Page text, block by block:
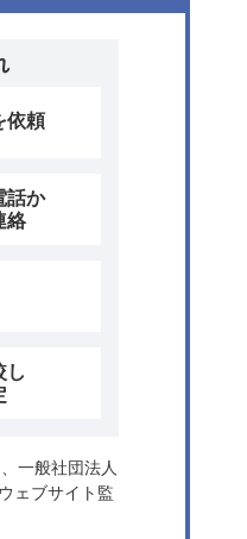
ッドライトとテ
ンドを採用し
イトは、ワイド
HDマトリックス
有の4灯のグラフ
ネーテッド仕様
の他、ターボと
ラーにすること
テリアでは、イ
、オプションの
れたユーザーイ
ードスイッチは
ォーマンスバッ
に専用のプッシ
ールの左側後方
ーアシスタンス
CarPlayは、
依頼
話か
絡
し
一般社団法人
ェブサイト監